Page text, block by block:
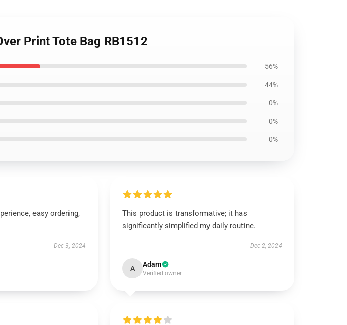
Print Tote Bag RB1512
56%
44%
0%
0%
0%
easy ordering,
Dec 3, 2024
This product is transformative; it has
significantly simplified my daily routine.
Dec 2, 2024
A Adam
Verified owner